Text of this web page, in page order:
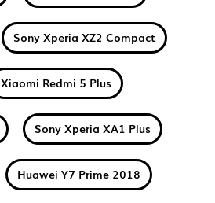
Sony Xperia XZ2 Compact
Xiaomi Redmi 5 Plus
Sony Xperia XA1 Plus
Huawei Y7 Prime 2018